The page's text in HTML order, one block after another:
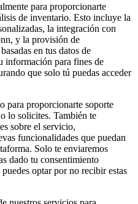
para proporcionarte
de inventario. Esto incluye la
la integración con
y la provisión de
en tus datos de
información para fines de
que solo tú puedas acceder
para proporcionarte soporte
lo solicites. También te
sobre el servicio,
funcionalidades que puedan
Solo te enviaremos
dado tu consentimiento
optar por no recibir estas